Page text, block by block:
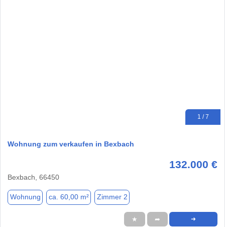
1 / 7
Wohnung zum verkaufen in Bexbach
132.000 €
Bexbach, 66450
Wohnung ca. 60,00 m² Zimmer 2
★ ➦ ➜